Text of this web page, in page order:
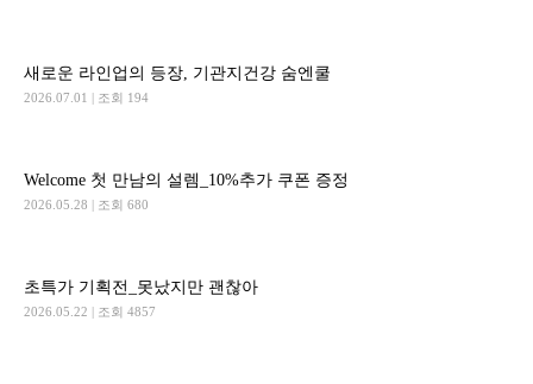
새로운 라인업의 등장, 기관지건강 숨엔쿨
2026.07.01 | 조회 194
Welcome 첫 만남의 설렘_10%추가 쿠폰 증정
2026.05.28 | 조회 680
초특가 기획전_못났지만 괜찮아
2026.05.22 | 조회 4857